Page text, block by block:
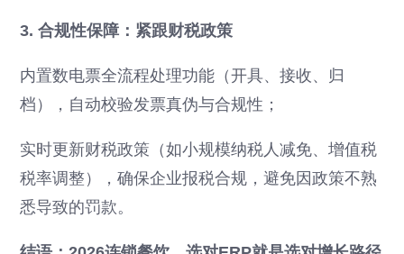
3. 合规性保障：紧跟财税政策
内置数电票全流程处理功能（开具、接收、归
档），自动校验发票真伪与合规性；
实时更新财税政策（如小规模纳税人减免、增值税
税率调整），确保企业报税合规，避免因政策不熟
悉导致的罚款。